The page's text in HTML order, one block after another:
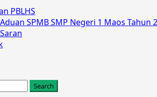
PBLHS
SPMB SMP Negeri 1 Maos Tahun